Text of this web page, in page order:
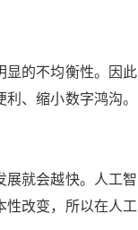
的不均衡性。因
、缩小数字鸿沟
就会越快。人工
改变，所以在人